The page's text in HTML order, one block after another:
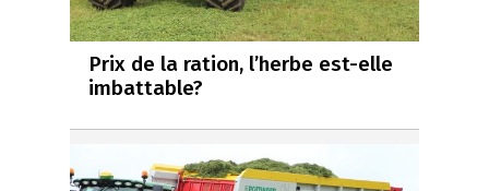
Prix de la ration, l’herbe est-elle
imbattable?